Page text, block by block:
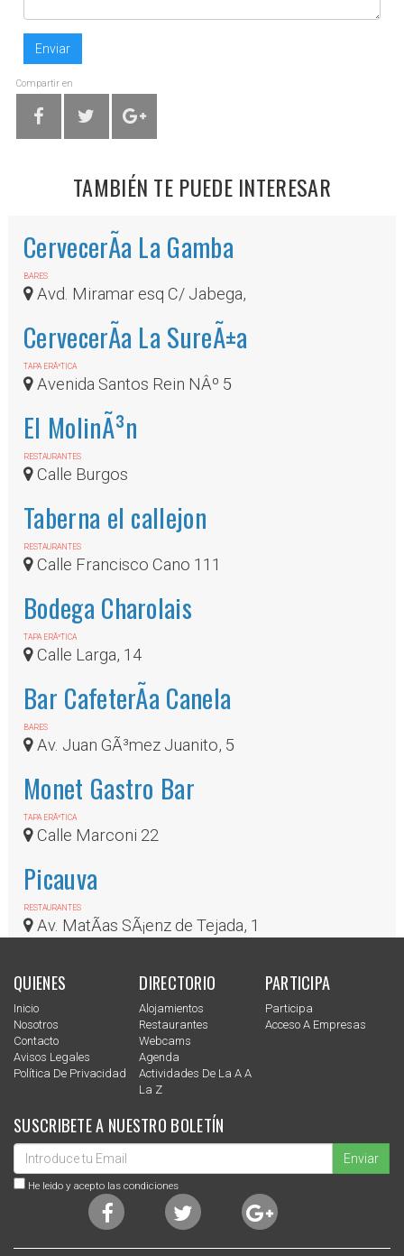
Enviar
Compartir en
TAMBIÉN TE PUEDE INTERESAR
CervecerÃ­a La Gamba
BARES
Avd. Miramar esq C/ Jabega,
CervecerÃ­a La SureÃ±a
TAPA ERÃ³TICA
Avenida Santos Rein NÂº 5
El MolinÃ³n
RESTAURANTES
Calle Burgos
Taberna el callejon
RESTAURANTES
Calle Francisco Cano 111
Bodega Charolais
TAPA ERÃ³TICA
Calle Larga, 14
Bar CafeterÃ­a Canela
BARES
Av. Juan GÃ³mez Juanito, 5
Monet Gastro Bar
TAPA ERÃ³TICA
Calle Marconi 22
Picauva
RESTAURANTES
Av. MatÃ­as SÃ¡enz de Tejada, 1
QUIENES
Inicio
Nosotros
Contacto
Avisos Legales
Política De Privacidad
DIRECTORIO
Alojamientos
Restaurantes
Webcams
Agenda
Actividades De La A A
La Z
PARTICIPA
Participa
Acceso A Empresas
SUSCRIBETE A NUESTRO BOLETÍN
Enviar
He leido y acepto las condiciones